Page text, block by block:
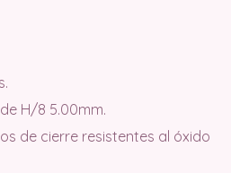
H/8 5.00mm.
de cierre resistentes al óxido